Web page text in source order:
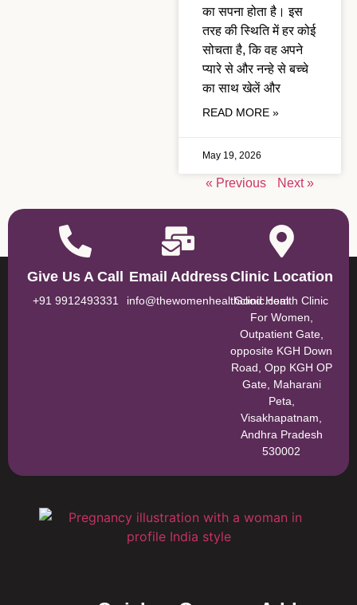
का सपना होता है। इस
तरह की स्थिति में हर कोई
सोचता है, कि वह अपने
प्यारे से और नन्हे से बच्चे
का साथ खेलें और
READ MORE »
May 19, 2026
« Previous Next »
Give Us A Call
+91 9912493331
Email Address
info@thewomenhealthclinic.com
Clinic Location
Good Health Clinic
For Women,
Outpatient Gate,
opposite KGH Down
Road, Opp KGH OP
Gate, Maharani
Peta,
Visakhapatnam,
Andhra Pradesh
530002